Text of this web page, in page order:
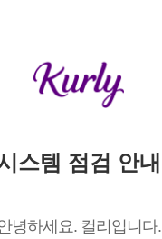
스템 점검 안내
녕하세요. 컬리입니다.